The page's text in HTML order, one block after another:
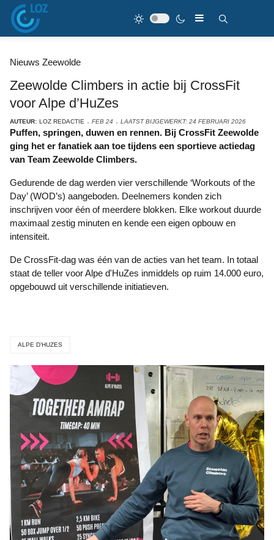
Nieuws Zeewolde
Zeewolde Climbers in actie bij CrossFit
voor Alpe d’HuZes
AUTEUR: LOZ REDACTIE FEB 24 LAATST BIJGEWERKT: 24 FEBRUARI 2026
Puffen, springen, duwen en rennen. Bij CrossFit Zeewolde
ging het er fanatiek aan toe tijdens een sportieve actiedag
van Team Zeewolde Climbers.
Gedurende de dag werden vier verschillende ‘Workouts of the
Day’ (WOD’s) aangeboden. Deelnemers konden zich
inschrijven voor één of meerdere blokken. Elke workout duurde
maximaal zestig minuten en kende een eigen opbouw en
intensiteit.
De CrossFit-dag was één van de acties van het team. In totaal
staat de teller voor Alpe d'HuZes inmiddels op ruim 14.000 euro,
opgebouwd uit verschillende initiatieven.
ALPE D’HUZES